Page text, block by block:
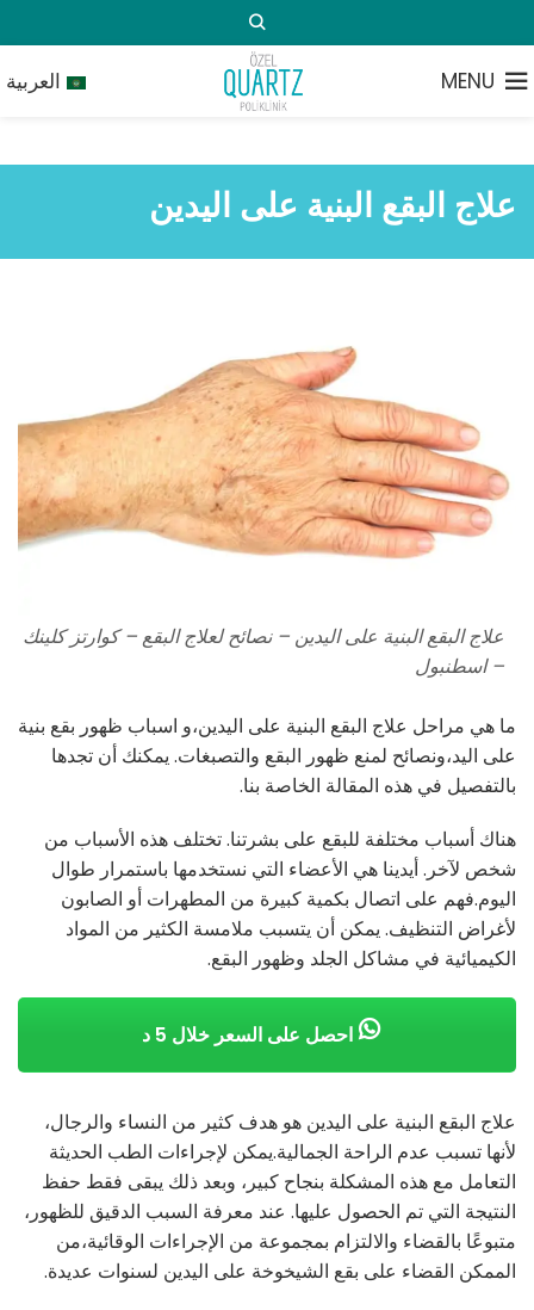
MENU العربية
علاج البقع البنية على اليدين
علاج البقع البنية على اليدين – نصائح لعلاج البقع – كوارتز كلينك
– اسطنبول
ما هي مراحل علاج البقع البنية على اليدين،و اسباب ظهور بقع بنية
على اليد،ونصائح لمنع ظهور البقع والتصبغات. يمكنك أن تجدها
بالتفصيل في هذه المقالة الخاصة بنا.
هناك أسباب مختلفة للبقع على بشرتنا. تختلف هذه الأسباب من
شخص لآخر. أيدينا هي الأعضاء التي نستخدمها باستمرار طوال
اليوم.فهم على اتصال بكمية كبيرة من المطهرات أو الصابون
لأغراض التنظيف. يمكن أن يتسبب ملامسة الكثير من المواد
الكيميائية في مشاكل الجلد وظهور البقع.
احصل على السعر خلال 5 د
علاج البقع البنية على اليدين هو هدف كثير من النساء والرجال،
لأنها تسبب عدم الراحة الجمالية.يمكن لإجراءات الطب الحديثة
التعامل مع هذه المشكلة بنجاح كبير، وبعد ذلك يبقى فقط حفظ
النتيجة التي تم الحصول عليها. عند معرفة السبب الدقيق للظهور،
متبوعًا بالقضاء والالتزام بمجموعة من الإجراءات الوقائية،من
الممكن القضاء على بقع الشيخوخة على اليدين لسنوات عديدة.